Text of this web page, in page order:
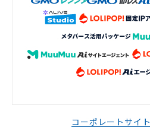
コーポレートサイト